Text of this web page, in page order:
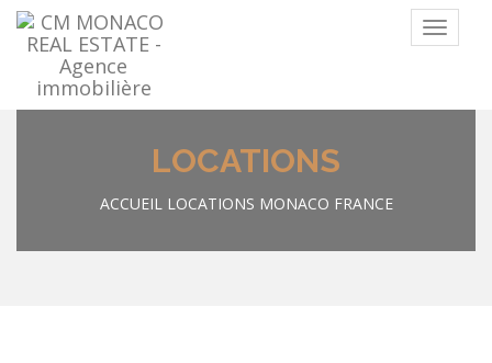
Menu
LOCATIONS
ACCUEIL LOCATIONS MONACO FRANCE